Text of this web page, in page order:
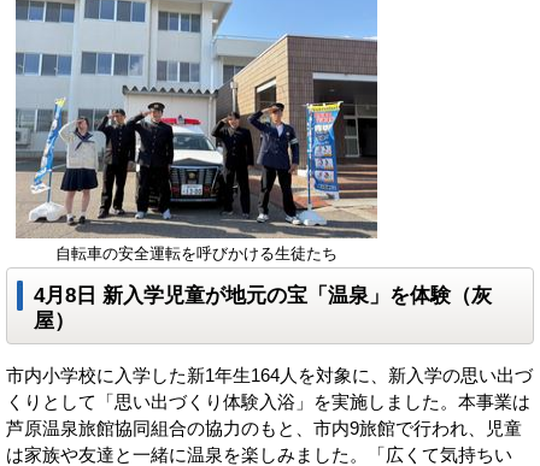
自転車の安全運転を呼びかける生徒たち
4月8日 新入学児童が地元の宝「温泉」を体験（灰
屋）
市内小学校に入学した新1年生164人を対象に、新入学の思い出づ
くりとして「思い出づくり体験入浴」を実施しました。本事業は
芦原温泉旅館協同組合の協力のもと、市内9旅館で行われ、児童
は家族や友達と一緒に温泉を楽しみました。「広くて気持ちい